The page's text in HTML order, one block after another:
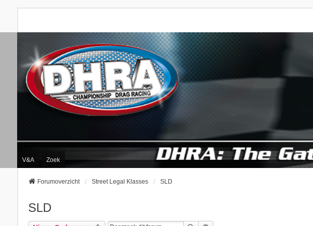
V&A Zoek
Forumoverzicht Street Legal Klasses SLD
SLD